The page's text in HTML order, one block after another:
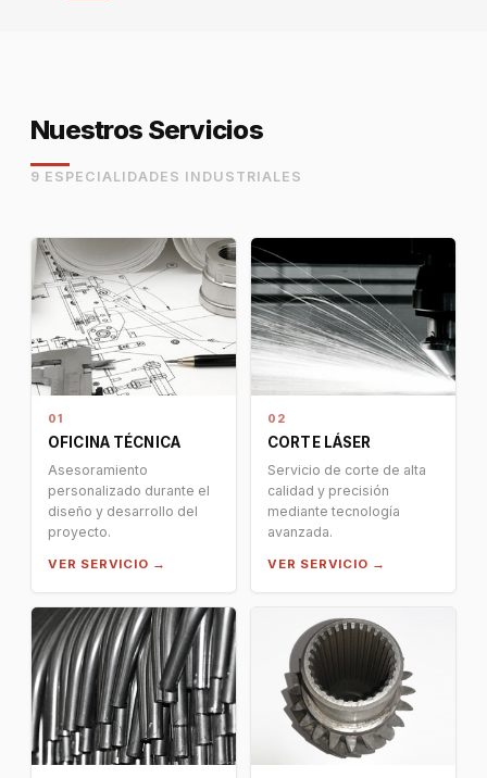
Nuestros Servicios
9 ESPECIALIDADES INDUSTRIALES
01
OFICINA TÉCNICA
Asesoramiento
personalizado durante el
diseño y desarrollo del
proyecto.
VER SERVICIO →
02
CORTE LÁSER
Servicio de corte de alta
calidad y precisión
mediante tecnología
avanzada.
VER SERVICIO →